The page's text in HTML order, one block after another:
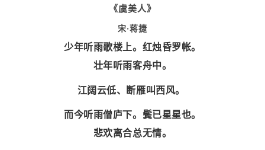
《虞美人》
宋·蒋捷
少年听雨歌楼上。红烛昏罗帐。
壮年听雨客舟中。
江阔云低、断雁叫西风。
而今听雨僧庐下。鬓已星星也。
悲欢离合总无情。